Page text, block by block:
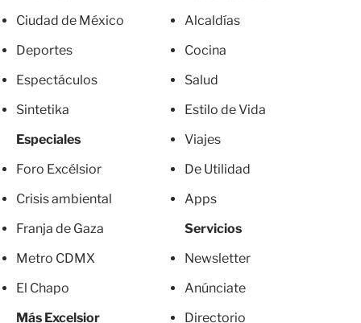
Ciudad de México
Deportes
Espectáculos
Sintetika
Especiales
Foro Excélsior
Crisis ambiental
Franja de Gaza
Metro CDMX
El Chapo
Más Excelsior
Alcaldías
Cocina
Salud
Estilo de Vida
Viajes
De Utilidad
Apps
Servicios
Newsletter
Anúnciate
Directorio